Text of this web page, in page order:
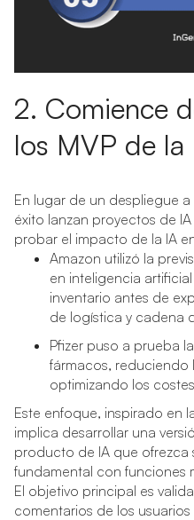
2. Comience
los MVP de la
En lugar de un despliegue
éxito lanzan proyectos de
probar el impacto de la IA
Amazon utilizó la
en inteligencia
inventario antes de
de logística y cadena
Pfizer puso a prueba
fármacos, reduciendo
optimizando los
Este enfoque, inspirado en
implica desarrollar una
producto de IA que ofrezca
fundamental con funciones
El objetivo principal es
comentarios de los